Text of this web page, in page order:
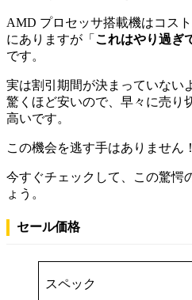
AMD プロセッサ搭載機はコス
にありますが「 これはやり過ぎ
です。
実は割引期間が決まっていない
驚くほど安いので、早々に売り
高いです。
この機会を逃す手はありません！
今すぐチェックして、この驚愕
ょう。
セール価格
スペック